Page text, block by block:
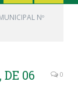
Nº
06
0